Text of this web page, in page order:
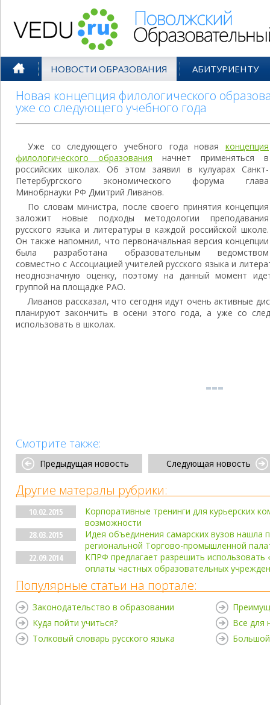
НОВОСТИ ОБРАЗОВАНИЯ АБИТУРИЕНТУ
Новая концепция филологического
уже со следующего учебного года
Уже со следующего учебного года новая концепция
филологического образования начнет применяться в
российских школах. Об этом заявил в кулуарах Санкт-
Петербургского экономического форума глава
Минобрнауки РФ Дмитрий Ливанов.
По словам министра, после своего принятия концепция
заложит новые подходы методологии преподавания
русского языка и литературы в каждой российской школе.
Он также напомнил, что первоначальная версия концепции
была разработана образовательным ведомством
совместно с Ассоциацией учителей русского языка и
неоднозначную оценку, поэтому на данный момент
группой на площадке РАО.
Ливанов рассказал, что сегодня идут очень активные
планируют закончить в осени этого года, а уже со
использовать в школах.
Смотрите также:
Предыдущая новость Следующая новость
Другие матералы рубрики:
10.02.2015
Корпоративные тренинги для курьерских
возможности
28.03.2015
Идея объединения самарских вузов нашла
региональной Торгово-промышленной
22.09.2014
КПРФ предлагает разрешить использовать
оплаты частных образовательных
Популярные статьи на портале:
Законодательство в образовании
Куда пойти учиться?
Толковый словарь русского языка
Все для
Большой